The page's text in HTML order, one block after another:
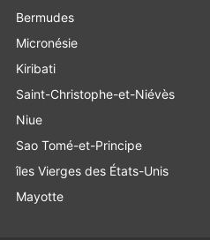
Bermudes
Micronésie
Kiribati
Saint-Christophe-et-Niévès
Niue
Sao Tomé-et-Principe
îles Vierges des États-Unis
Mayotte